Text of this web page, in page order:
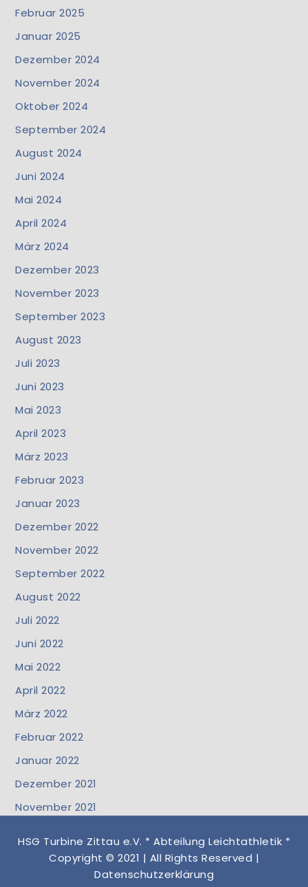
Februar 2025
Januar 2025
Dezember 2024
November 2024
Oktober 2024
September 2024
August 2024
Juni 2024
Mai 2024
April 2024
März 2024
Dezember 2023
November 2023
September 2023
August 2023
Juli 2023
Juni 2023
Mai 2023
April 2023
März 2023
Februar 2023
Januar 2023
Dezember 2022
November 2022
September 2022
August 2022
Juli 2022
Juni 2022
Mai 2022
April 2022
März 2022
Februar 2022
Januar 2022
Dezember 2021
November 2021
HSG Turbine Zittau e.V. * Abteilung Leichtathletik *
Copyright © 2021 | All Rights Reserved |
Datenschutzerklärung